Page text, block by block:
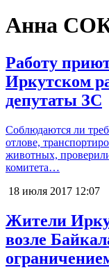
Анна
Работу
Иркутском
депутаты ЗС
Соблюдаются ли
отлове,
животных,
комитета…
18 июля 2017 12:07
Жители
возле